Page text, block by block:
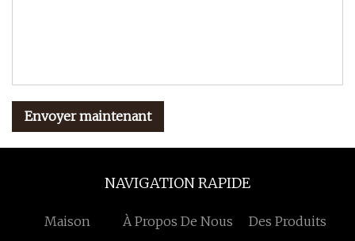
Envoyer maintenant
NAVIGATION RAPIDE
Maison À Propos De Nous Des Produits